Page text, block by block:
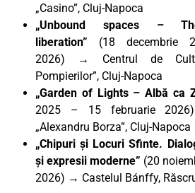
„Casino”, Cluj-Napoca
„Unbound spaces –
liberation” (18 decembrie
2026)
→ Centrul de
Pompierilor”, Cluj-Napoca
„Garden of Lights – Albă ca
2025 – 15 februarie
„Alexandru Borza”, Cluj-Napoca
„Chipuri și Locuri Sfinte.
și expresii moderne” (20
2026) → Castelul Bánffy,